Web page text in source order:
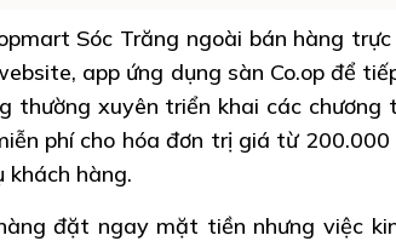
Sóc Trăng ngoài bán hàng
app ứng dụng sàn Co.op để
thường xuyên triển khai các
phí cho hóa đơn trị giá từ
khách hàng.
đặt ngay mặt tiền nhưng việc